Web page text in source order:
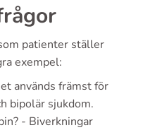
patienter ställer
exempel:
används främst för
bipolär sjukdom.
- Biverkningar